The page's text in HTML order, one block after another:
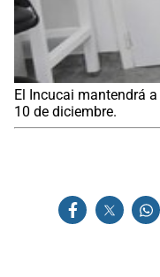
El Incucai mantendrá
10 de diciembre.